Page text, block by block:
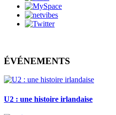
ÉVÉNEMENTS
U2 : une histoire irlandaise